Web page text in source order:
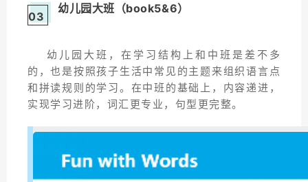
03
幼儿园大班（book5&6）
幼儿园大班，在学习结构上和中班是差不多
的，也是按照孩子生活中常见的主题来组织语言点
和拼读规则的学习。在中班的基础上，内容递进，
实现学习进阶，词汇更专业，句型更完整。